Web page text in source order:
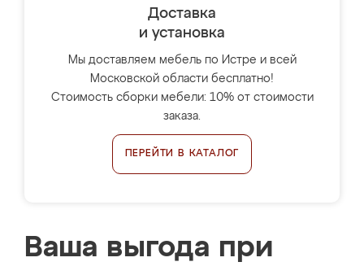
Доставка
и установка
Мы доставляем мебель по Истре и всей
Московской области бесплатно!
Стоимость сборки мебели: 10% от стоимости
заказа.
ПЕРЕЙТИ В КАТАЛОГ
Ваша выгода при